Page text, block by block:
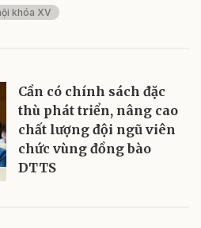
khóa XV
Cần có chính sách đặc
thù phát triển, nâng cao
chất lượng đội ngũ viên
chức vùng đồng bào
DTTS